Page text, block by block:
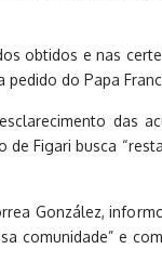
obtidos e nas
pedido do Papa
das
Figari busca
González,
comunidade” e